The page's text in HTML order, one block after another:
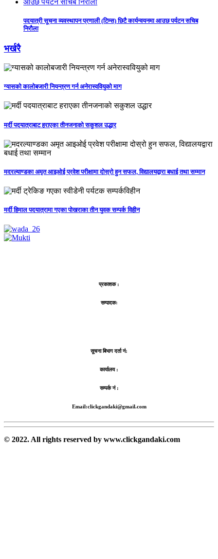
पदयात्री सूचना व्यवस्थापन प्रणाली (टिम्स) छिटै कार्यन्वयनमा आउछ पर्यटन सचिब
निरौला
भर्खरै
ग्यासको कालोबजारी नियन्त्रण गर्न अनेरास्ववियुको माग
मर्दी पदयात्राबाट हराएका तीनजनाको सकुशल उद्धार
मदरल्याण्डका अमृत आइओई प्रवेश परीक्षामा दोस्रो हुन सफल, विद्यालयद्वारा बधाई तथा सम्मान
मर्दी हिमाल पदयात्रामा गएका पोखराका तीन युवक सम्पर्क विहीन
प्रकाशक :
सम्पादकः
सूचना बिभाग दर्ता नं:
कार्यालय :
सम्पर्क नं :
Email:clickgandaki@gmail.com
© 2022. All rights reserved by www.clickgandaki.com